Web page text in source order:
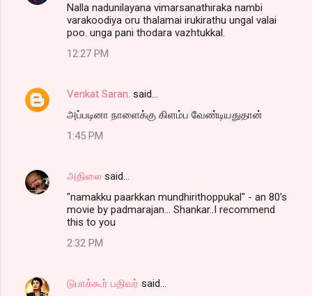
Nalla nadunilayana vimarsanathiraka nambi
varakoodiya oru thalamai irukirathu ungal valai
poo. unga pani thodara vazhtukkal.
12:27 PM
Venkat Saran. said…
அப்படினா நாளைக்கு கிளம்ப வேண்டியதுதான்
1:45 PM
அதிலை said…
"namakku paarkkan mundhirithoppukal" - an 80's
movie by padmarajan... Shankar..I recommend
this to you
2:32 PM
டுபாக்கூர் பதிவர் said…